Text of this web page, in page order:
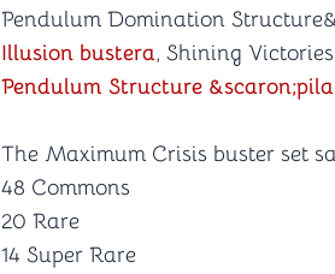
Pendulum Domination
Illusion bustera, Shining
Pendulum Structure &scaron;pila
The Maximum Crisis buster set
48 Commons
20 Rare
14 Super Rare